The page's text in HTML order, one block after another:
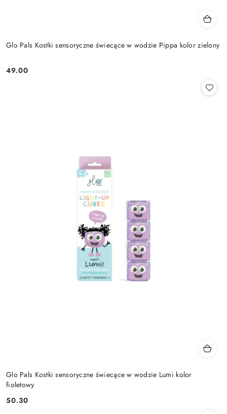
Glo Pals Kostki sensoryczne świecące w wodzie Pippa kolor zielony
Cena:
49.00
Glo Pals Kostki sensoryczne świecące w wodzie Lumi kolor
fioletowy
Cena:
50.30